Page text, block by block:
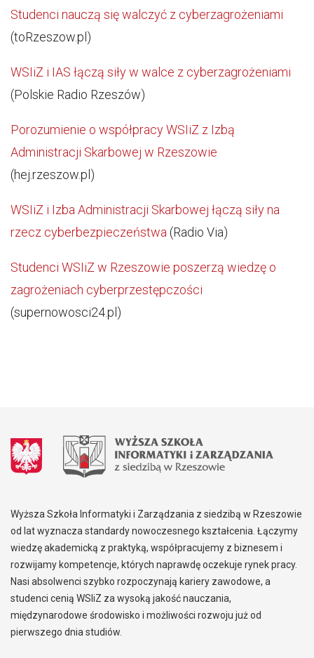
Studenci nauczą się walczyć z cyberzagrożeniami
(toRzeszow.pl)
WSIiZ i IAS łączą siły w walce z cyberzagrożeniami
(Polskie Radio Rzeszów)
Porozumienie o współpracy WSIiZ z Izbą
Administracji Skarbowej w Rzeszowie
(hej.rzeszow.pl)
WSIiZ i Izba Administracji Skarbowej łączą siły na
rzecz cyberbezpieczeństwa (Radio Via)
Studenci WSIiZ w Rzeszowie poszerzą wiedzę o
zagrożeniach cyberprzestępczości
(supernowosci24.pl)
Wyższa Szkoła Informatyki i Zarządzania z siedzibą w Rzeszowie
od lat wyznacza standardy nowoczesnego kształcenia. Łączymy
wiedzę akademicką z praktyką, współpracujemy z biznesem i
rozwijamy kompetencje, których naprawdę oczekuje rynek pracy.
Nasi absolwenci szybko rozpoczynają kariery zawodowe, a
studenci cenią WSIiZ za wysoką jakość nauczania,
międzynarodowe środowisko i możliwości rozwoju już od
pierwszego dnia studiów.